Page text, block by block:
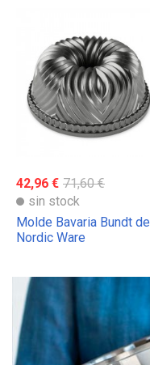
42,96 € 71,60 €
sin stock
Molde Bavaria Bundt de
Nordic Ware